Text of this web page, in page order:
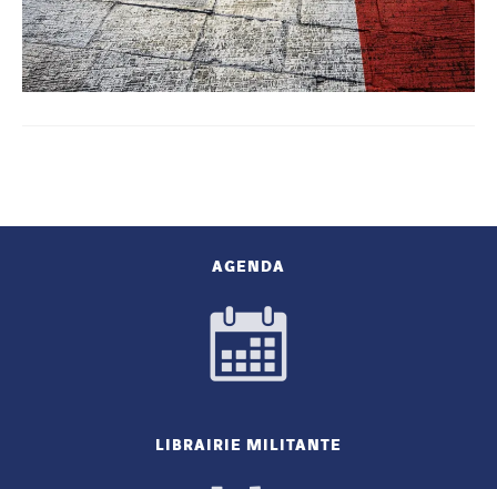
AGENDA
LIBRAIRIE MILITANTE